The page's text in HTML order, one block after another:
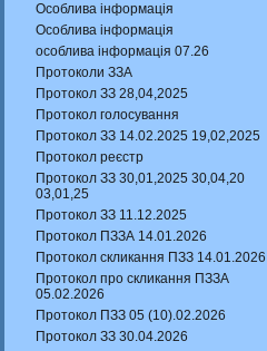
Особлива інформація
Особлива інформація
особлива інформація 07.26
Протоколи ЗЗА
Протокол ЗЗ 28,04,2025
Протокол голосування
Протокол ЗЗ 14.02.2025 19,02,2025
Протокол реєстр
Протокол ЗЗ 30,01,2025 30,04,20
03,01,25
Протокол ЗЗ 11.12.2025
Протокол ПЗЗА 14.01.2026
Протокол скликання ПЗЗ 14.01.2026
Протокол про скликання ПЗЗА
05.02.2026
Протокол ПЗЗ 05 (10).02.2026
Протокол ЗЗ 30.04.2026